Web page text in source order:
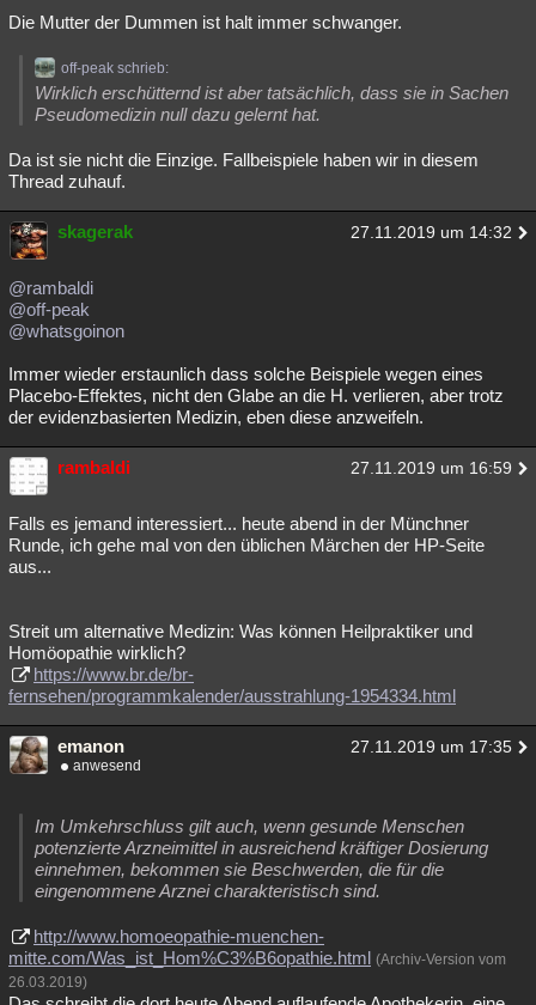
Die Mutter der Dummen ist halt immer schwanger.
off-peak schrieb:
Wirklich erschütternd ist aber tatsächlich, dass sie in Sachen
Pseudomedizin null dazu gelernt hat.
Da ist sie nicht die Einzige. Fallbeispiele haben wir in diesem
Thread zuhauf.
skagerak 27.11.2019 um 14:32
@rambaldi
@off-peak
@whatsgoinon
Immer wieder erstaunlich dass solche Beispiele wegen eines
Placebo-Effektes, nicht den Glabe an die H. verlieren, aber trotz
der evidenzbasierten Medizin, eben diese anzweifeln.
rambaldi 27.11.2019 um 16:59
Falls es jemand interessiert... heute abend in der Münchner
Runde, ich gehe mal von den üblichen Märchen der HP-Seite
aus...
Streit um alternative Medizin: Was können Heilpraktiker und
Homöopathie wirklich?
https://www.br.de/br-
fernsehen/programmkalender/ausstrahlung-1954334.html
emanon 27.11.2019 um 17:35
anwesend
Im Umkehrschluss gilt auch, wenn gesunde Menschen
potenzierte Arzneimittel in ausreichend kräftiger Dosierung
einnehmen, bekommen sie Beschwerden, die für die
eingenommene Arznei charakteristisch sind.
http://www.homoeopathie-muenchen-
mitte.com/Was_ist_Hom%C3%B6opathie.html (Archiv-Version vom
26.03.2019)